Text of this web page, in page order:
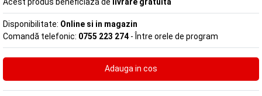
Disponibilitate: Online si in magazin
Comandă telefonic: 0755 223 274 - Între orele de program